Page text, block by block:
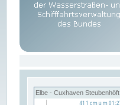
Elbe - Cuxhaven Steubenhöft